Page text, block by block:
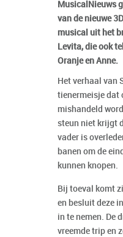
MusicalNieuws
van de nieuwe
musical uit het
Levita, die ook
Oranje en Anne.
Het verhaal van
tienermeisje dat
mishandeld
steun niet krijgt
vader is
banen om de
kunnen knopen.
Bij toeval komt
en besluit deze
in te nemen. De
vreemde trip en